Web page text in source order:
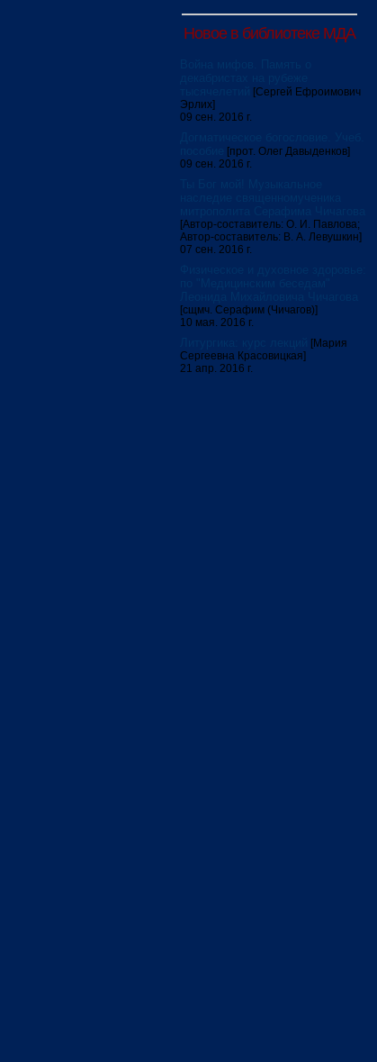
Новое в библиотеке МДА
[Сергей Ефроимович
Эрлих]
09 сен. 2016 г.
[прот. Олег Давыденков]
09 сен. 2016 г.
[Автор-составитель: О. И. Павлова;
Автор-составитель: В. А. Левушкин]
07 сен. 2016 г.
[сщмч. Серафим (Чичагов)]
10 мая. 2016 г.
[Мария
Сергеевна Красовицкая]
21 апр. 2016 г.